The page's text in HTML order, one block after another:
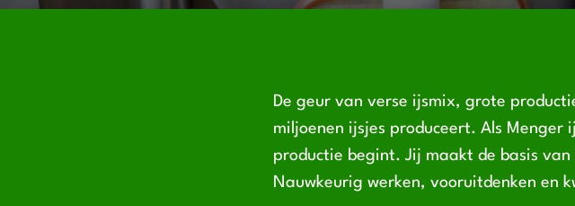
De geur van verse ijsmix, grote
miljoenen ijsjes produceert. Als
productie begint. Jij maakt de basis
Nauwkeurig werken, vooruitdenken en